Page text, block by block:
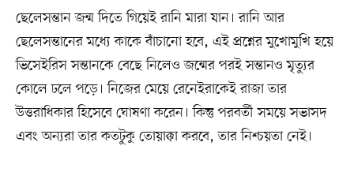
ছেলেসন্তান জন্ম দিতে গিয়েই রানি মারা যান। রানি আর
ছেলেসন্তানের মধ্যে কাকে বাঁচানো হবে, এই প্রশ্নের মুখোমুখি হয়ে
ভিসেইরিস সন্তানকে বেছে নিলেও জন্মের পরই সন্তানও মৃত্যুর
কোলে ঢলে পড়ে। নিজের মেয়ে রেনেইরাকেই রাজা তার
উত্তরাধিকার হিসেবে ঘোষণা করেন। কিন্তু পরবর্তী সময়ে সভাসদ
এবং অন্যরা তার কতটুকু তোয়াক্কা করবে, তার নিশ্চয়তা নেই।